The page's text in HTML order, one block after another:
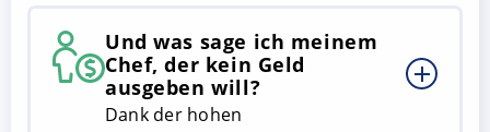
Und was sage ich meinem
Chef, der kein Geld
ausgeben will?
Dank der hohen